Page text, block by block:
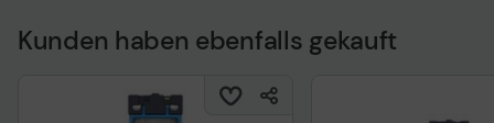
Kunden haben ebenfalls gekauft